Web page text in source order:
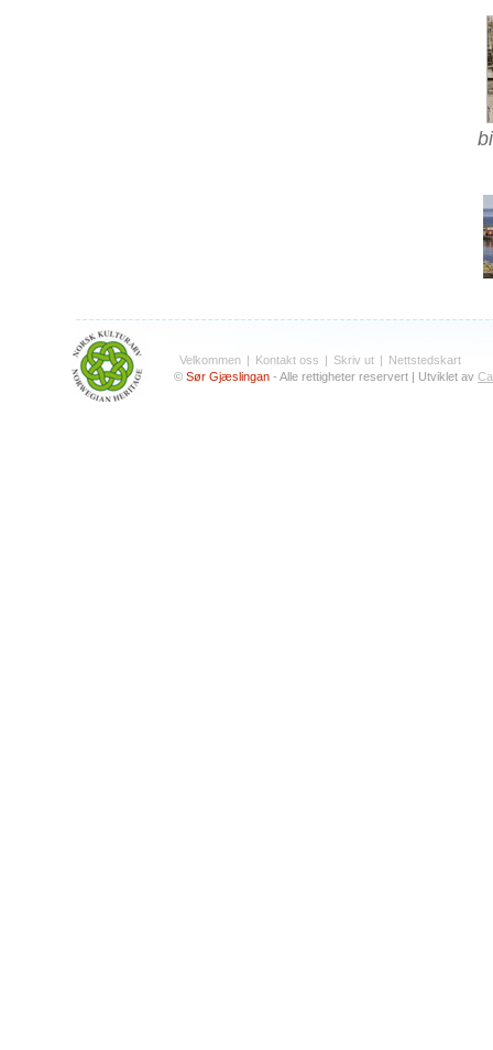
Velkommen | Kontakt oss | Skriv ut | Nettstedskart
© Sør Gjæslingan - Alle rettigheter reservert | Utviklet av